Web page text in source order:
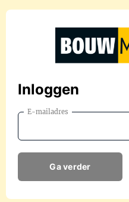
Inloggen
E-mailadres
Ga verder